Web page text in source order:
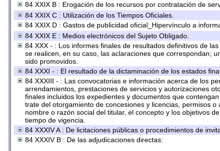
84 XXIX B : Erogación de los recursos por contratación de
84 XXIX C : Utilización de los Tiempos Oficiales.
84 XXIX D : Gastos de publicidad oficial_Hipervínculo a
84 XXIX E : Medios electrónicos del Sujeto Obligado.
84 XXX - : Los informes finales de resultados definitivos de
se realicen, en su caso, las aclaraciones que correspondan;
sido promovidos.
84 XXXI - : El resultado de la dictaminación de los estados
84 XXXIII - : Las convocatorias e información acerca de los
arrendamientos, prestaciones de servicios y autorizaciones
finales incluidos los expedientes y documentos que
trate del otorgamiento de concesiones y licencias, permisos
nombre o razón social del titular, el concepto y los objetivos
tiempo de vigencia.
84 XXXIV A : De licitaciones públicas o procedimientos de
84 XXXIV B : De las adjudicaciones directas: